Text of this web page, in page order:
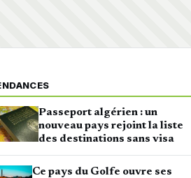
Passeport algérien : un
nouveau pays rejoint la liste
des destinations sans visa
Ce pays du Golfe ouvre ses